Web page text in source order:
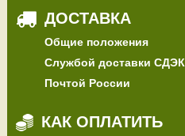
ДОСТАВКА
Общие положения
Службой доставки СДЭК
Почтой России
КАК ОПЛАТИТЬ